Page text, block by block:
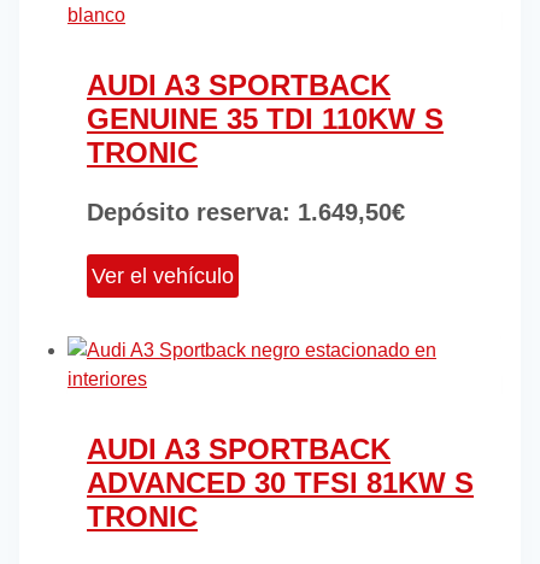
AUDI A3 SPORTBACK
GENUINE 35 TDI 110KW S
TRONIC
Depósito reserva: 1.649,50€
Ver el vehículo
AUDI A3 SPORTBACK
ADVANCED 30 TFSI 81KW S
TRONIC